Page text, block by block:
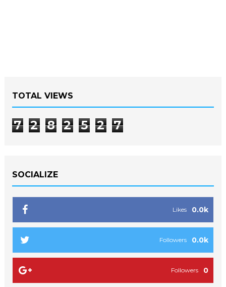
TOTAL VIEWS
7 2 8 2 5 2 7
SOCIALIZE
0.0k
Likes
0.0k
Followers
0
Followers